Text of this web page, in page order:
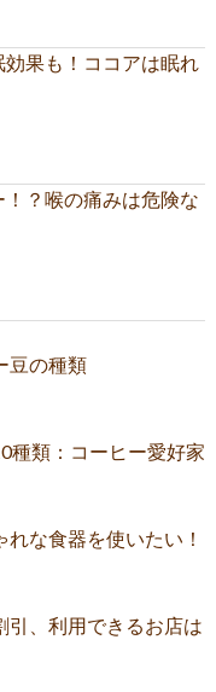
果も！ココアは眠れ
？喉の痛みは危険な
豆の種類
種類：コーヒー愛好家
な食器を使いたい！
引、利用できるお店は